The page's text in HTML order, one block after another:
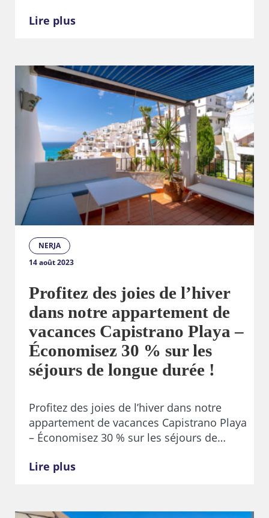
Lire plus
NERJA
14 août 2023
Profitez des joies de l’hiver
dans notre appartement de
vacances Capistrano Playa –
Économisez 30 % sur les
séjours de longue durée !
Profitez des joies de l’hiver dans notre
appartement de vacances Capistrano Playa
– Économisez 30 % sur les séjours de…
Lire plus